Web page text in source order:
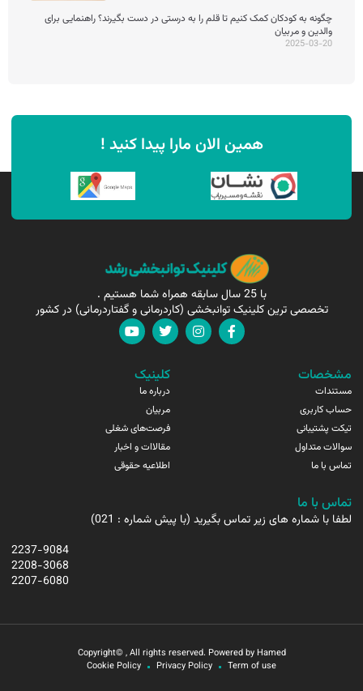
چگونه به کودکان کمک کنیم تا قلم را به درستی در دست بگیرند؟ راهنمایی برای
والدین و مربیان
2025-03-20
همین الان مارا پیدا کنید !
با 25 سال سابقه همراه شما هستیم .
تخصصی ترین کلینیک توانبخشی (کاردرمانی و گفتاردرمانی) در کشور
مشخصات
مستندات
حساب کاربری
تیکت پشتیبانی
سوالات متداول
تماس با ما
کلینیک
درباره ما
مربیان
فرصت‌های شغلی
مقالاات و اخبار
اطلاعیه حقوقی
تماس با ما
لطفا با شماره های زیر تماس بگیرید (با پیش شماره : 021)
2237-9084
2208-3068
2207-6080
Copyright© , All rights reserved. Powered by Hamed
Term of use
Privacy Policy
Cookie Policy